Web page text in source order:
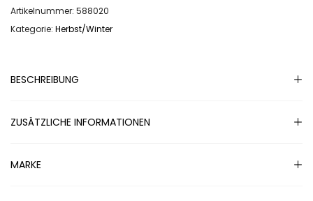
Artikelnummer: 588020
Kategorie: Herbst/Winter
BESCHREIBUNG
ZUSÄTZLICHE INFORMATIONEN
MARKE